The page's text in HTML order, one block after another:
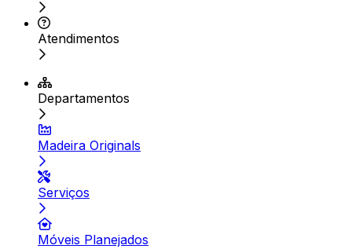
Atendimentos
Departamentos
Madeira Originals
Serviços
Móveis Planejados